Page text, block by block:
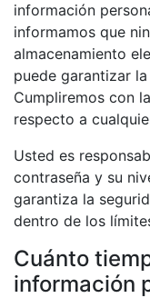
información
informamos que
almacenamiento
puede garantizar
Cumpliremos con
respecto a
Usted es
contraseña y su
garantiza la
dentro de los
Cuánto
información